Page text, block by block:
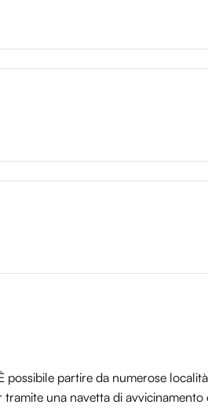
partire da numerose
una navetta di avvicinamento